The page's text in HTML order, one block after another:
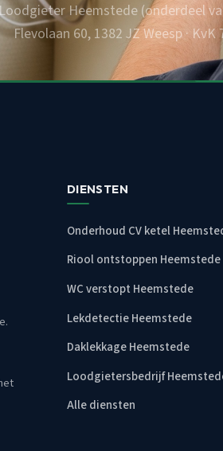
Heemstede (onderdeel
Flevolaan 60, 1382 JZ Weesp ·
DIENSTEN
Onderhoud CV ketel
Riool ontstoppen Heemstede
WC verstopt Heemstede
Lekdetectie Heemstede
Daklekkage Heemstede
Loodgietersbedrijf
Alle diensten